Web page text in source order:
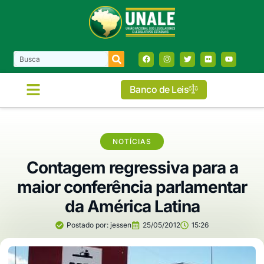
Banco de Leis
NOTÍCIAS
Contagem regressiva para a
maior conferência parlamentar
da América Latina
Postado por: jessen 25/05/2012 15:26